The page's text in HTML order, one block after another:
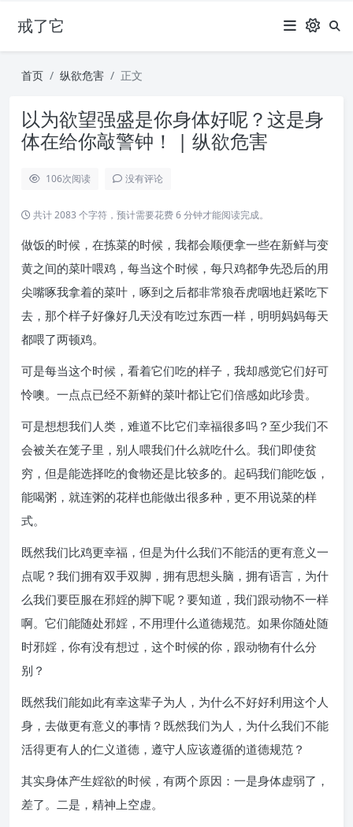
戒了它
首页 纵欲危害 正文
以为欲望强盛是你身体好呢？这是身
体在给你敲警钟！ | 纵欲危害
106次阅读 没有评论
共计 2083 个字符，预计需要花费 6 分钟才能阅读完成。
做饭的时候，在拣菜的时候，我都会顺便拿一些在新鲜与变
黄之间的菜叶喂鸡，每当这个时候，每只鸡都争先恐后的用
尖嘴啄我拿着的菜叶，啄到之后都非常狼吞虎咽地赶紧吃下
去，那个样子好像好几天没有吃过东西一样，明明妈妈每天
都喂了两顿鸡。
可是每当这个时候，看着它们吃的样子，我却感觉它们好可
怜噢。一点点已经不新鲜的菜叶都让它们倍感如此珍贵。
可是想想我们人类，难道不比它们幸福很多吗？至少我们不
会被关在笼子里，别人喂我们什么就吃什么。我们即使贫
穷，但是能选择吃的食物还是比较多的。起码我们能吃饭，
能喝粥，就连粥的花样也能做出很多种，更不用说菜的样
式。
既然我们比鸡更幸福，但是为什么我们不能活的更有意义一
点呢？我们拥有双手双脚，拥有思想头脑，拥有语言，为什
么我们要臣服在邪婬的脚下呢？要知道，我们跟动物不一样
啊。它们能随处邪婬，不用理什么道德规范。如果你随处随
时邪婬，你有没有想过，这个时候的你，跟动物有什么分
别？
既然我们能如此有幸这辈子为人，为什么不好好利用这个人
身，去做更有意义的事情？既然我们为人，为什么我们不能
活得更有人的仁义道德，遵守人应该遵循的道德规范？
其实身体产生婬欲的时候，有两个原因：一是身体虚弱了，
差了。二是，精神上空虚。